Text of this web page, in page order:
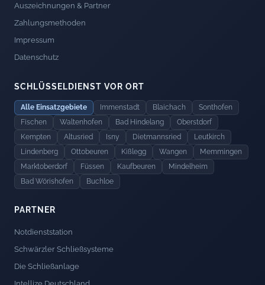
Auszeichnungen & Partner
Zahlungsmethoden
Impressum
Datenschutz
SCHLÜSSELDIENST VOR ORT
Alle Einsatzgebiete Immenstadt Blaichach
Sonthofen
Fischen
Waltenhofen Bad Hindelang
Oberstdorf
Kempten
Altusried Isny Dietmannsried
Leutkirch
Lindenberg
Ottobeuren Kißlegg Wangen
Memmingen
Marktoberdorf
Füssen Kaufbeuren
Mindelheim
Bad Wörishofen
Buchloe
PARTNER
Notdienststation
Schwärzler Schließsysteme
Die Schließanlage